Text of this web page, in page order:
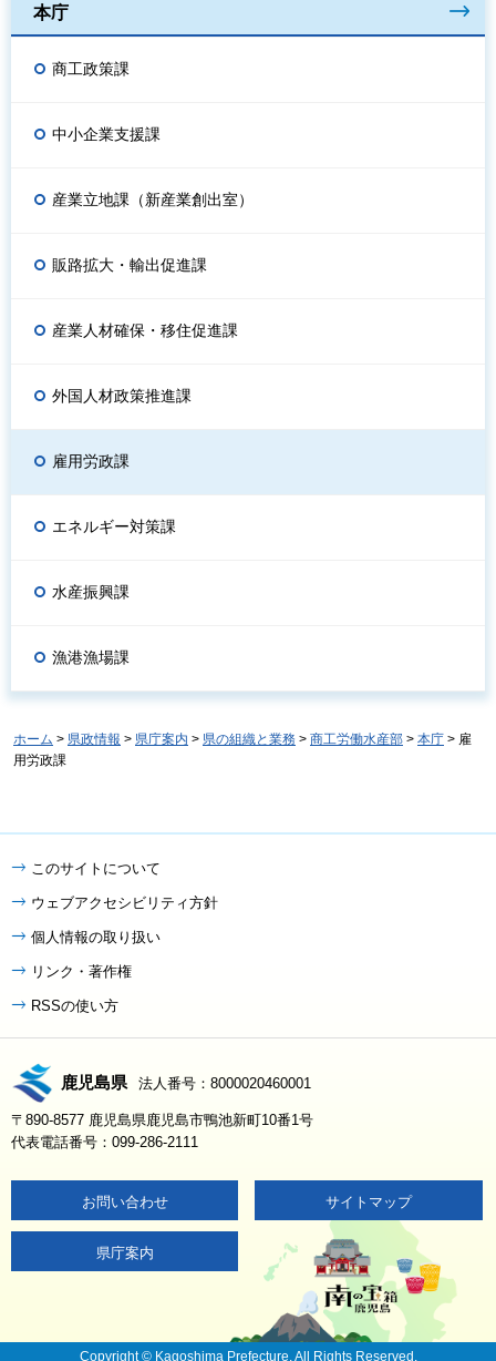
本庁
商工政策課
中小企業支援課
産業立地課（新産業創出室）
販路拡大・輸出促進課
産業人材確保・移住促進課
外国人材政策推進課
雇用労政課
エネルギー対策課
水産振興課
漁港漁場課
ホーム > 県政情報 > 県庁案内 > 県の組織と業務 > 商工労働水産部 > 本庁 > 雇
用労政課
このサイトについて
ウェブアクセシビリティ方針
個人情報の取り扱い
リンク・著作権
RSSの使い方
鹿児島県 法人番号：8000020460001
〒890-8577 鹿児島県鹿児島市鴨池新町10番1号
代表電話番号：099-286-2111
お問い合わせ サイトマップ
県庁案内
Copyright © Kagoshima Prefecture. All Rights Reserved.